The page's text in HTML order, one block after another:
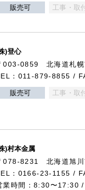
販売可 工事・取
)登心
003-0859 北海道札幌
：011-879-8855 /
販売可 工事・取
)村本金属
078-8231 北海道旭川
：0166-23-1155 /
業時間：8:30〜17:30 /